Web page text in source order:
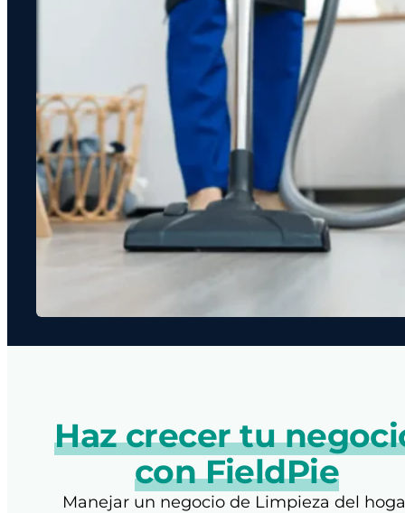
Haz crecer tu
con FieldPie
Manejar un negocio de Limpieza del